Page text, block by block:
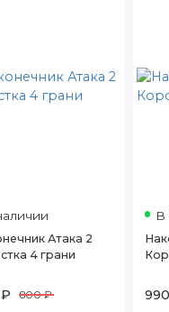
Атака 2
4 грани
800 ₽
В